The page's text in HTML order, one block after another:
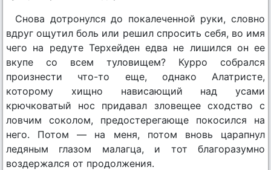
Снова дотронулся до покалеченной руки, словно
вдруг ощутил боль или решил спросить себя, во имя
чего на редуте Терхейден едва не лишился он ее
вкупе со всем туловищем? Курро собрался
произнести что-то еще, однако Алатристе,
которому хищно нависающий над усами
крючковатый нос придавал зловещее сходство с
ловчим соколом, предостерегающе покосился на
него. Потом — на меня, потом вновь царапнул
ледяным глазом малагца, и тот благоразумно
воздержался от продолжения.